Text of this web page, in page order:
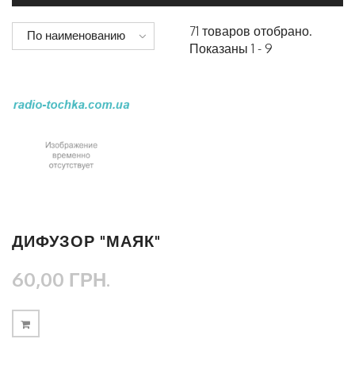
По наименованию
71 товаров отобрано.
Показаны 1 - 9
ДИФУЗОР "МАЯК"
60,00 ГРН.